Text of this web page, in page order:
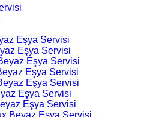
Eşya Servisi
Eşya Servisi
Eşya Servisi
Eşya Servisi
Eşya Servisi
Eşya Servisi
Eşya Servisi
Beyaz Eşya Servisi